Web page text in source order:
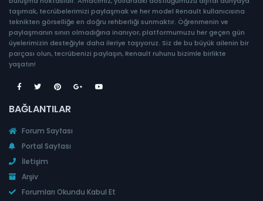
taşımak, tecrübelerimizi paylaşmak ve her model Renault kullanıcısına
teknikten görselliğe en doğru rehberliği sunmaktır. Öğrenmenin ve
paylaşmanın sınırı olmadığına inanıyor, platformumuzu her geçen gün
üyelerimizin desteğiyle daha ileriye taşıyoruz. Siz de bu büyük ailenin bir
parçası olun, tecrübenizi paylaşın, Renault ruhunu bizimle birlikte
yaşatın!
BAĞLANTILAR
Forum Sayfası
Portal Sayfası
İletişim
Arşiv
Forumları Okundu Kabul Et